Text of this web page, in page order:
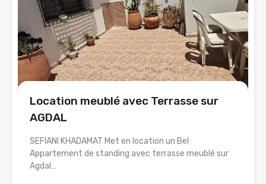
Location meublé avec Terrasse sur
AGDAL
SEFIANI KHADAMAT Met en location un Bel
Appartement de standing avec terrasse meublé sur
Agdal…